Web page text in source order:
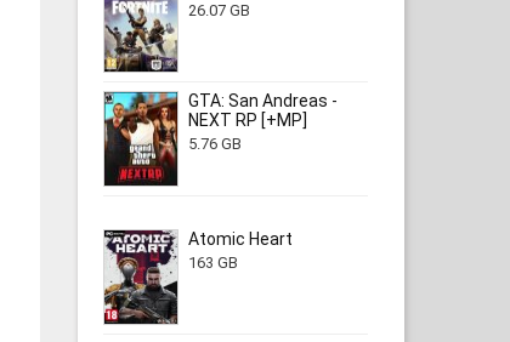
26.07 GB
GTA: San Andreas -
NEXT RP [+MP]
5.76 GB
Atomic Heart
163 GB